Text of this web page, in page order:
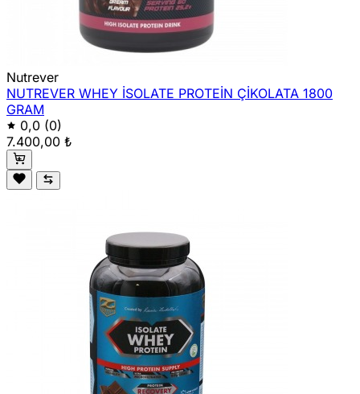
Nutrever
NUTREVER WHEY İSOLATE PROTEİN ÇİKOLATA 1800
GRAM
0,0 (0)
7.400,00 ₺